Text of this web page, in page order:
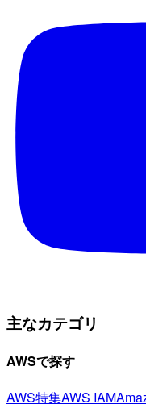
主なカテゴリ
AWSで探す
AWS特集AWS IAM